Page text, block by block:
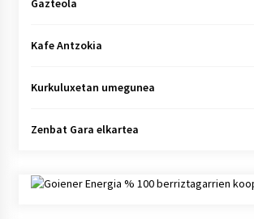
Gazteola
Kafe Antzokia
Kurkuluxetan umegunea
Zenbat Gara elkartea